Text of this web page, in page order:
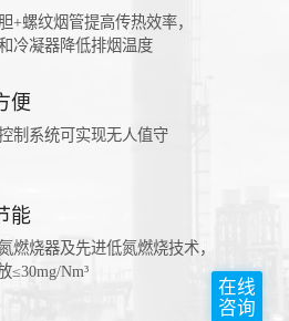
在线
咨询
+螺纹烟管提高传热效率，
冷凝器降低排烟温度
便
制系统可实现无人值守
能
燃烧器及先进低氮燃烧技术，
≤30mg/Nm³